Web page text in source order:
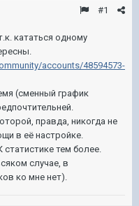
#1
кататься одному
accounts/48594573-
(сменный график
правда, никогда не
в её настройке.
тем более.
случае, в
ко мне нет).